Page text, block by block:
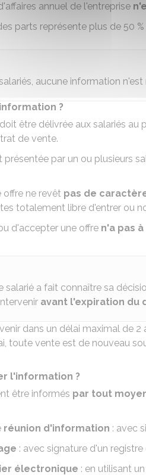
annuel de l'entreprise
parts représente plus de 50 %
aucune information n'est
?
être délivrée aux salariés au
de vente.
présentée par un ou plusieurs
offre ne revêt pas de
totalement libre d'entrer ou
d'accepter une offre n'a pas
salarié a fait connaître sa
avant l'expiration du
dans un délai maximal de 2
toute vente est de nouveau
l'information ?
être informés par tout
réunion d'information : avec
: avec signature d'un
électronique : en utilisant